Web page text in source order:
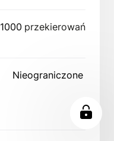
1000 przekierowań
Nieograniczone